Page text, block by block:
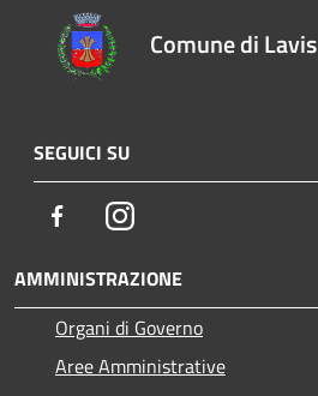
Comune di Lavis
SEGUICI SU
FacebookInstagram
AMMINISTRAZIONE
Organi di Governo
Aree Amministrative